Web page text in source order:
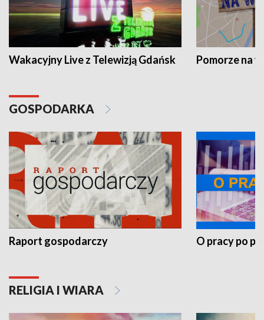
Wakacyjny Live z Telewizją Gdańsk Pomorze na
GOSPODARKA
Raport gospodarczy O pracy po
RELIGIA I WIARA